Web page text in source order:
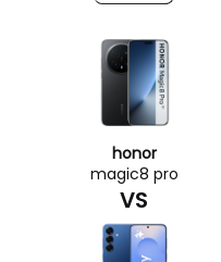
honor
magic8 pro
VS